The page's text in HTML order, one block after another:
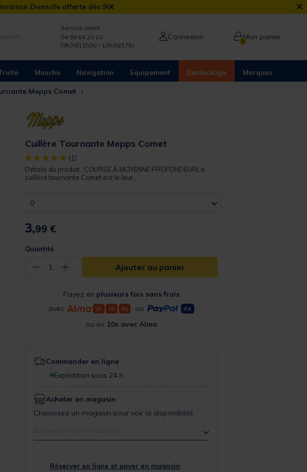
Domicile offerte dès 90€ ×
Service client
04 99 64 20 10
(9h30/12h30 - 13h30/17h)
Connexion 0Mon panier
Mouche Navigation Equipement Destockage Marques
Mepps Comet
Cuillère Tournante Mepps Comet
[object Object] out of 5 Customer Rating
(1)
Détails du produit : COURSE À MOYENNE PROFONDEURLa
cuillère tournante Comet est le leur...
0
3,99 €
Quantité
− 1 + Ajouter au panier
Payez en plusieurs fois sans frais
avec
ou
ou en 10x avec Alma
Commander en ligne
Expédition sous 24 h
Acheter en magasin
Choisissez un magasin pour voir la disponibilité
Réserver en ligne et payer en magasin